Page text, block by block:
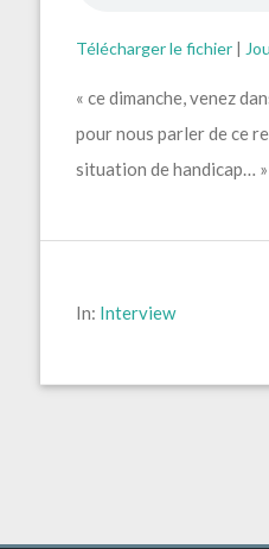
Télécharger le fichier|
« ce dimanche, venez
pour nous parler de ce
situation de handicap… »
In: Interview